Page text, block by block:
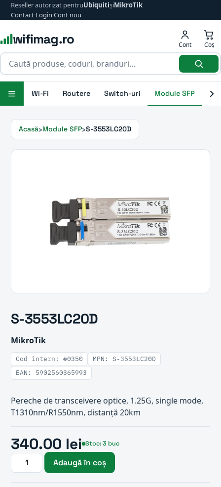
Reseller autorizat pentruUbiquitișiMikroTik
Contact·Login·Cont nou
wifimag.ro Cont Coș
Wi-Fi Routere Switch-uri Module SFP
Acasă Module SFP S-3553LC20D
S-3553LC20D
MikroTik
Cod intern: #0350
MPN: S-3553LC20D
EAN: 5902560365993
Pereche de transceivere optice, 1.25G, single mode,
T1310nm/R1550nm, distanță 20km
340.00 lei Stoc: 3 buc
Adaugă în coș